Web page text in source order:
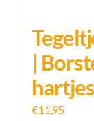
|
hartjes
€11,95